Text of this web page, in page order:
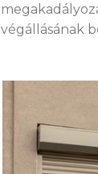
végállásának